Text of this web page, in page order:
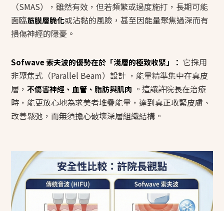
（SMAS），雖然有效，但若頻繁或過度施打，長期可能
面臨筋膜層脆化或沾黏的風險，甚至因能量聚焦過深而有
損傷神經的隱憂。
Sofwave 索夫波的優勢在於「淺層的極致收緊」： 它採用
非聚焦式（Parallel Beam）設計 ，能量精準集中在真皮
層，不傷害神經、血管、脂肪與肌肉 。這讓許院長在治療
時，能更放心地為求美者堆疊能量，達到真正收緊皮膚、
改善鬆弛，而無須擔心破壞深層組織結構。